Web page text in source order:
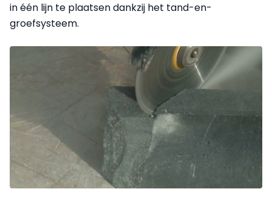
in één lijn te plaatsen dankzij het tand-en-
groefsysteem.